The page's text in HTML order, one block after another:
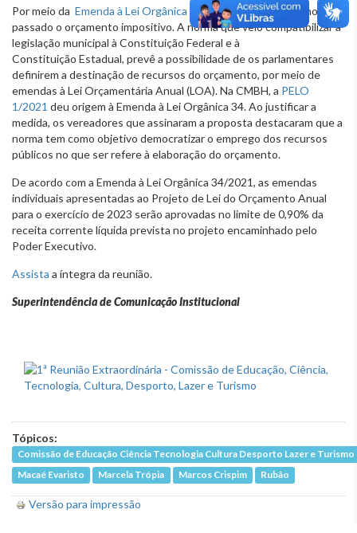
Por meio da Emenda à Lei Orgânica 34/2021 , foi criado no ano
passado o orçamento impositivo. A norma que veio compatibilizar a
legislação municipal à Constituição Federal e à
Constituição Estadual, prevê a possibilidade de os parlamentares
definirem a destinação de recursos do orçamento, por meio de
emendas à Lei Orçamentária Anual (LOA). Na CMBH, a PELO
1/2021 deu origem à Emenda à Lei Orgânica 34. Ao justificar a
medida, os vereadores que assinaram a proposta destacaram que a
norma tem como objetivo democratizar o emprego dos recursos
públicos no que ser refere à elaboração do orçamento.
De acordo com a Emenda à Lei Orgânica 34/2021, as emendas
individuais apresentadas ao Projeto de Lei do Orçamento Anual
para o exercício de 2023 serão aprovadas no limite de 0,90% da
receita corrente líquida prevista no projeto encaminhado pelo
Poder Executivo.
Assista a íntegra da reunião.
Superintendência de Comunicação Institucional
Tópicos:
Comissão de Educação Ciência Tecnologia Cultura Desporto Lazer e Turismo
Macaé Evaristo
Marcela Trópia Marcos Crispim Rubão
Versão para impressão